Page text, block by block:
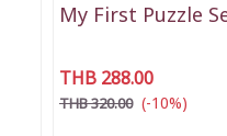
My First Puzzle
THB 288.00
THB 320.00 (-10%)